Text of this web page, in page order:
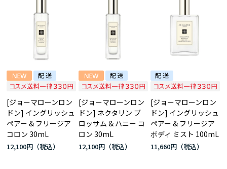
[ジョーマローンロン
ドン] イングリッシュ
ペアー & フリージア
コロン 30mL
12,100円
[ジョーマローンロン
ドン] ネクタリン ブ
ロッサム & ハニー コ
ロン 30mL
12,100円
[ジョーマローンロン
ドン] イングリッシュ
ペアー & フリージア
ボディ ミスト 100mL
11,660円